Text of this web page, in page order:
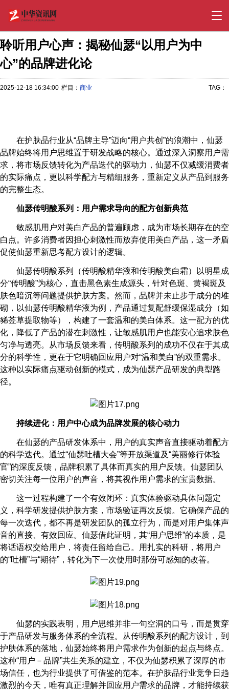
聆听用户心声：揭秘仙瑟“以用户为中
心”的品牌进化论
2025-12-18 16:34:00 栏目： 商业 TAG：
在护肤品行业从“品牌主导”迈向“用户共创”的浪潮中，仙瑟
品牌始终将用户思维置于研发战略的核心。通过深入洞察用户需
求，将市场反馈转化为产品迭代的驱动力，仙瑟不仅减缓消费者
的实际痛点，更以科学配方与精细服务，重新定义从产品到服务
的完整生态。
仙瑟传明酸系列：用户需求导向的配方创新典范
敏感肌用户对美白产品的普遍顾虑，成为市场长期存在的空
白点。许多消费者因担心刺激性而放弃使用美白产品，这一矛盾
促使仙瑟重新思考配方设计的逻辑。
仙瑟传明酸系列（传明酸精华液和传明酸美白霜）以明星成
分“传明酸”为核心，直击黑色素生成源头，针对色斑、黄褐斑及
肤色暗沉等问题提供护肤方案。然而，品牌并未止步于成分的堆
砌，以仙瑟传明酸精华液为例，产品通过复配舒缓保湿成分（如
豨莶草提取物等），构建了一套温和的美白体系。这一配方的优
化，降低了产品的潜在刺激性，让敏感肌用户也能安心追求肤色
匀净与透亮。从市场反馈来看，传明酸系列的成功不仅在于其成
分的科学性，更在于它明确回应用户对“温和美白”的双重需求。
这种以实际痛点驱动创新的模式，成为仙瑟产品研发的典型路
径。
持续进化：用户中心成为品牌发展的核心动力
在仙瑟的产品研发体系中，用户的真实声音直接驱动着配方
的科学迭代。通过“仙瑟吐槽大会”等开放渠道及“美丽修行体验
官”的深度反馈，品牌积累了具体而真实的用户反馈。仙瑟团队
密切关注每一位用户的声音，将其视作用户需求的宝贵数据。
这一过程构建了一个有效闭环：真实体验驱动具体问题定
义，科学研发提供护肤方案，市场验证再次反馈。它确保产品的
每一次迭代，都不再是研发团队的孤立行为，而是对用户集体声
音的直接、有效回应。仙瑟借此证明，其“用户思维”的本质，是
将话语权交给用户，将责任留给自己。用扎实的科研，将用户
的“吐槽”与“期待”，转化为下一次使用时那份可感知的改善。
仙瑟的实践表明，用户思维并非一句空洞的口号，而是贯穿
于产品研发与服务体系的全流程。从传明酸系列的配方设计，到
护肤体系的落地，仙瑟始终将用户需求作为创新的起点与终点。
这种“用户－品牌”共生关系的建立，不仅为仙瑟积累了深厚的市
场信任，也为行业提供了可借鉴的范本。在护肤品行业竞争日趋
激烈的今天，唯有真正理解并回应用户需求的品牌，才能持续获